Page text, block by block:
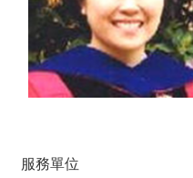
服務單位